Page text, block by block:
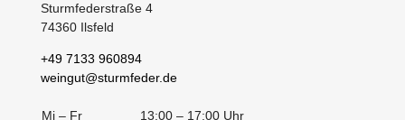
Sturmfederstraße 4
74360 Ilsfeld
+49 7133 960894
weingut@sturmfeder.de
Mi – Fr
13:00 – 17:00 Uhr